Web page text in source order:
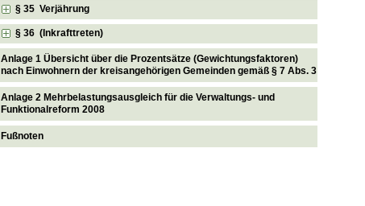
§ 35 Verjährung
§ 36 (Inkrafttreten)
Anlage 1 Übersicht über die Prozentsätze (Gewichtungsfaktoren)
nach Einwohnern der kreisangehörigen Gemeinden gemäß § 7 Abs. 3
Anlage 2 Mehrbelastungsausgleich für die Verwaltungs- und
Funktionalreform 2008
Fußnoten